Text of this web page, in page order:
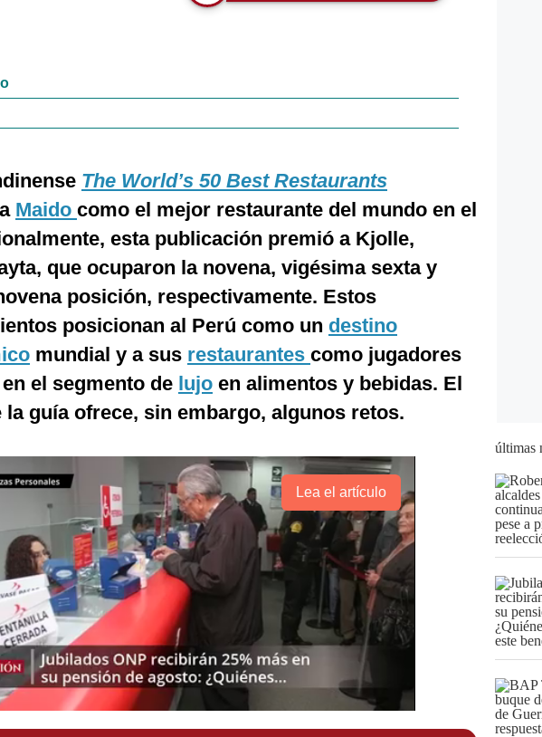
The World’s 50 Best Restaurants
Maido como el mejor restaurante del mundo en el
esta publicación premió a Kjolle,
que ocuparon la novena, vigésima sexta y
posición, respectivamente. Estos
posicionan al Perú como un destino
mundial y a sus restaurantes como jugadores
el segmento de lujo en alimentos y bebidas. El
la guía ofrece, sin embargo, algunos retos.
Lea el artículo
últimas